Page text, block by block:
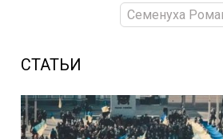
Семенуха
СТАТЬИ